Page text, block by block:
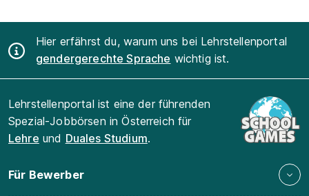
Hier erfährst du, warum uns bei Lehrstellenportal
gendergerechte Sprache wichtig ist.
Lehrstellenportal ist eine der führenden
Spezial-Jobbörsen in Österreich für
Lehre und Duales Studium.
Für Bewerber